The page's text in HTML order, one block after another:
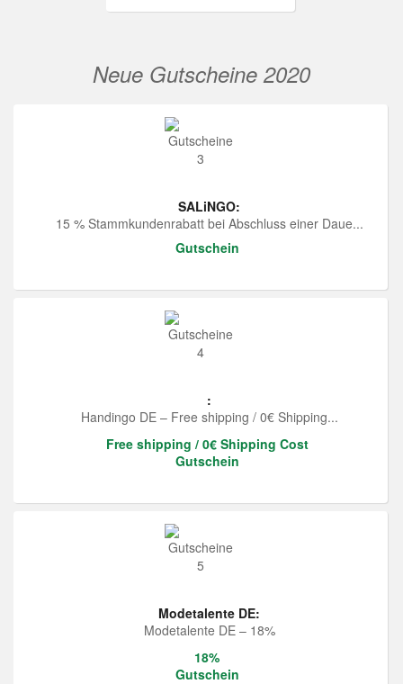
Neue Gutscheine 2020
SALiNGO:
15 % Stammkundenrabatt bei Abschluss einer Daue...
Gutschein
:
Handingo DE – Free shipping / 0€ Shipping...
Free shipping / 0€ Shipping Cost
Gutschein
Modetalente DE:
Modetalente DE – 18%
18%
Gutschein